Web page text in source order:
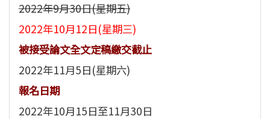
2022年9月30日(星期五)
2022年10月12日(星期三)
被接受論文全文定稿繳交截止
2022年11月5日(星期六)
報名日期
2022年10月15日至11月30日